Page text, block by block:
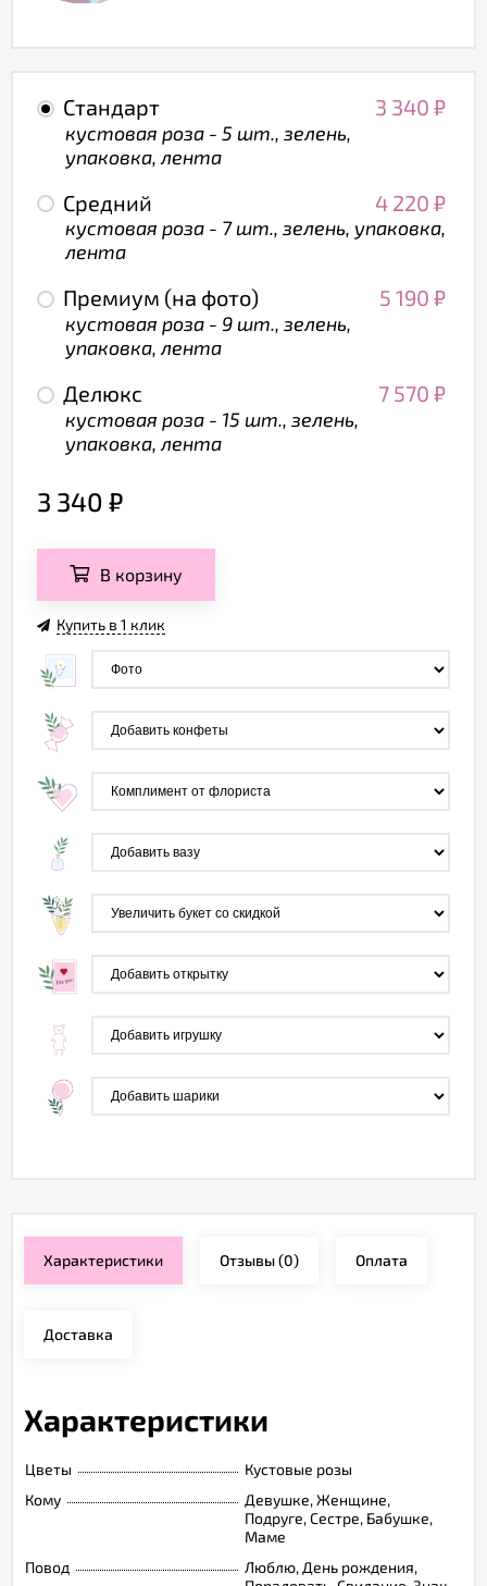
Стандарт 3 340 ₽
кустовая роза - 5 шт., зелень,
упаковка, лента
Средний 4 220 ₽
кустовая роза - 7 шт., зелень, упаковка,
лента
Премиум (на фото) 5 190 ₽
кустовая роза - 9 шт., зелень,
упаковка, лента
Делюкс 7 570 ₽
кустовая роза - 15 шт., зелень,
упаковка, лента
3 340 ₽
В корзину
Купить в 1 клик
Характеристики Отзывы(0) Оплата
Доставка
Характеристики
Цветы
Кустовые розы
Кому
Девушке, Женщине,
Подруге, Сестре, Бабушке,
Маме
Повод
Люблю, День рождения,